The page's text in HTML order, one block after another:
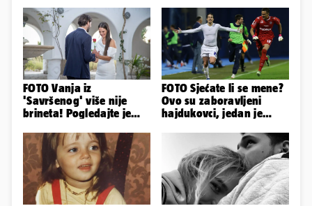
FOTO Vanja iz
'Savršenog' više nije
brineta! Pogledajte je
FOTO Sjećate li se mene?
Ovo su zaboravljeni
hajdukovci, jedan je